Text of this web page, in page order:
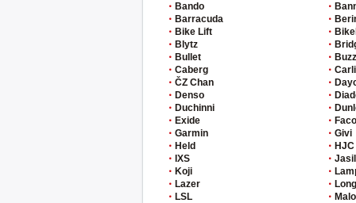
Bando
Barracuda
Bike Lift
Blytz
Bullet
Caberg
ČZ Chan
Denso
Duchinni
Exide
Garmin
Held
IXS
Koji
Lazer
LSL
Faco
Givi
HJC